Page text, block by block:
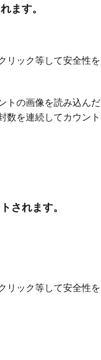
ます。
リック等して安全性を
トの画像を読み込んだ
数を連続してカウント
されます。
リック等して安全性を